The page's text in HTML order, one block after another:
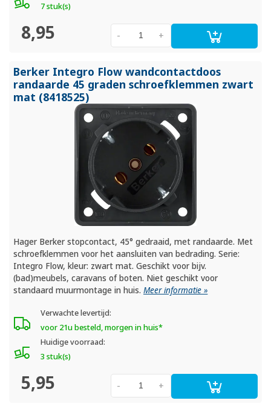
7 stuk(s)
8,95 +
-
Berker Integro Flow wandcontactdoos
randaarde 45 graden schroefklemmen zwart
mat (8418525)
Hager Berker stopcontact, 45° gedraaid, met randaarde. Met
schroefklemmen voor het aansluiten van bedrading. Serie:
Integro Flow, kleur: zwart mat. Geschikt voor bijv.
(bad)meubels, caravans of boten. Niet geschikt voor
standaard muurmontage in huis.Meer informatie »
Verwachte levertijd:
voor 21u besteld, morgen in huis*
Huidige voorraad:
3 stuk(s)
5,95 +
-